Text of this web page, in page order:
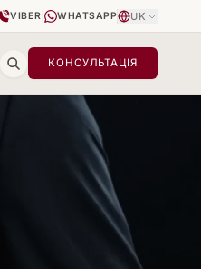
VIBER | WHATSAPP UK
КОНСУЛЬТАЦІЯ